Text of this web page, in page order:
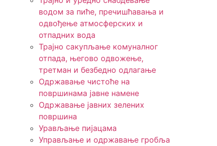
водом за пиће, пречишћавања и
одвођење атмосферских и
отпадних вода
Трајно сакупљање комуналног
отпада, његово одвожење,
третман и безбедно одлагање
Одржавање чистоће на
површинама јавне намене
Одржавање јавних зелених
површина
Урављање пијацама
Управљање и одржавање гробља